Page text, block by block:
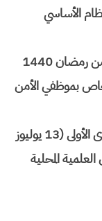
1 بشأن النظام الأساسي
مرسوم رقم 429-19-2 صادر في 18 من رمضان 1440
الخاص بموظفي الأمن
منشور رقم 12-04-د بتاريخ 25 جمادى الأولى (13 يوليوز
المحلية